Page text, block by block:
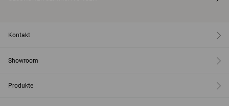
Kontakt
Showroom
Produkte